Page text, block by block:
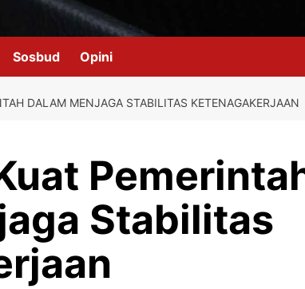
Sosbud Opini
DALAM MENJAGA STABILITAS KETENAGAKERJAAN
Stabilitas